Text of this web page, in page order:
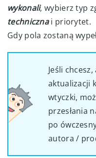
wykonali, wybierz typ
technicznai priorytet.
Gdy pola zostaną
Jeśli
aktualizacji
wtyczki,
przesłania
po
autora /